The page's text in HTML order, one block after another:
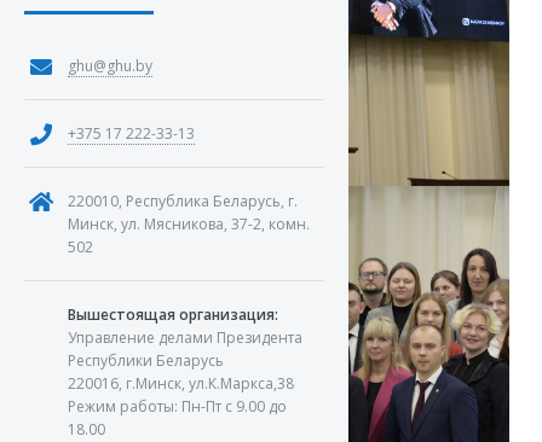
ghu@ghu.by
+375 17 222-33-13
220010, Республика Беларусь, г.
Минск, ул. Мясникова, 37-2, комн.
502
Вышестоящая организация:
Управление делами Президента
Республики Беларусь
220016, г.Минск, ул.К.Маркса,38
Режим работы: Пн-Пт с 9.00 до
18.00